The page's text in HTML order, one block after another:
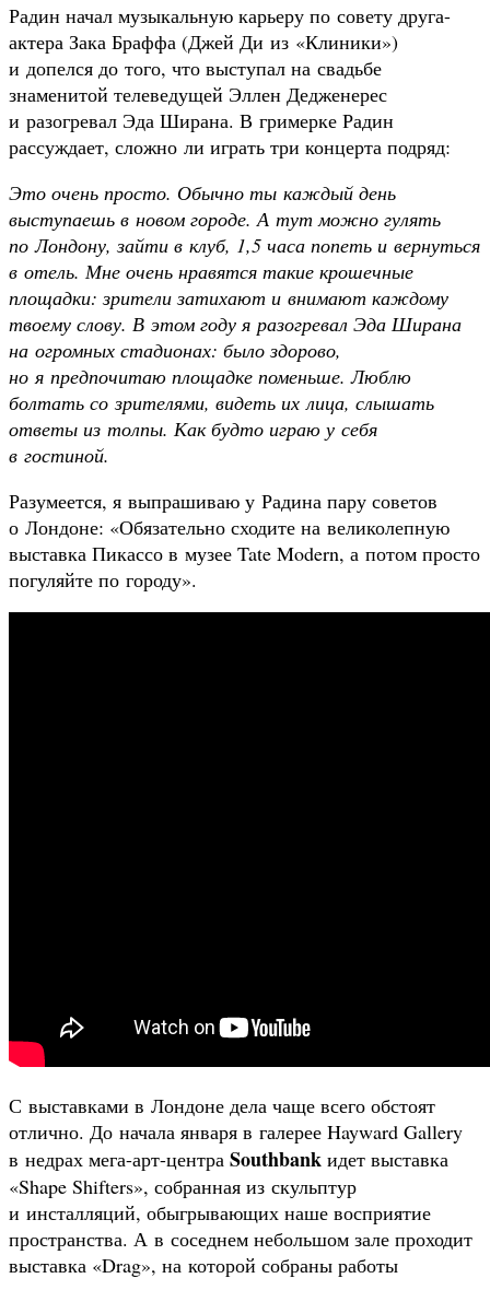
Радин начал музыкальную карьеру по совету друга-
актера Зака Браффа (Джей Ди из «Клиники»)
и допелся до того, что выступал на свадьбе
знаменитой телеведущей Эллен Дедженерес
и разогревал Эда Ширана. В гримерке Радин
рассуждает, сложно ли играть три концерта подряд:
Это очень просто. Обычно ты каждый день
выступаешь в новом городе. А тут можно гулять
по Лондону, зайти в клуб, 1,5 часа попеть и вернуться
в отель. Мне очень нравятся такие крошечные
площадки: зрители затихают и внимают каждому
твоему слову. В этом году я разогревал Эда Ширана
на огромных стадионах: было здорово,
но я предпочитаю площадке поменьше. Люблю
болтать со зрителями, видеть их лица, слышать
ответы из толпы. Как будто играю у себя
в гостиной.
Разумеется, я выпрашиваю у Радина пару советов
о Лондоне: «Обязательно сходите на великолепную
выставка Пикассо в музее Tate Modern, а потом просто
погуляйте по городу».
С выставками в Лондоне дела чаще всего обстоят
отлично. До начала января в галерее Hayward Gallery
в недрах мега-арт-центра Southbank идет выставка
«Shape Shifters», собранная из скульптур
и инсталляций, обыгрывающих наше восприятие
пространства. А в соседнем небольшом зале проходит
выставка «Drag», на которой собраны работы